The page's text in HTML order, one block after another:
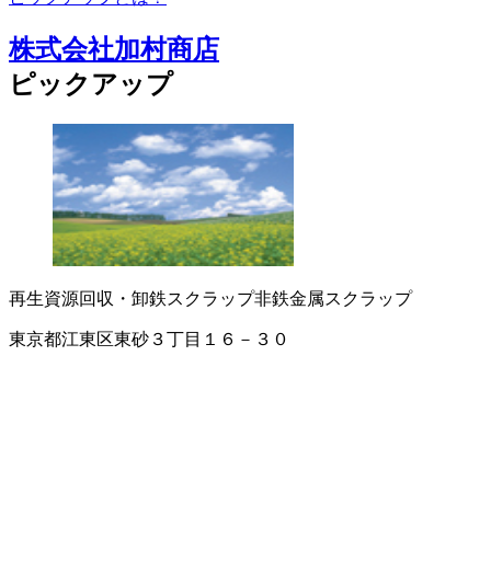
株式会社加村商店
ピックアップ
再生資源回収・卸鉄スクラップ非鉄金属スクラップ
東京都江東区東砂３丁目１６－３０